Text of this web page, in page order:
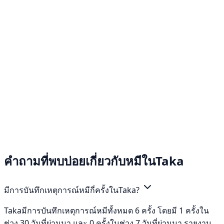
คำถามที่พบบ่อยเกี่ยวกับหมีในTaka
มีการบันทึกเหตุการณ์หมีกี่ครั้งในTaka?
Takaมีการบันทึกเหตุการณ์หมีทั้งหมด 6 ครั้ง โดยมี 1 ครั้งใน